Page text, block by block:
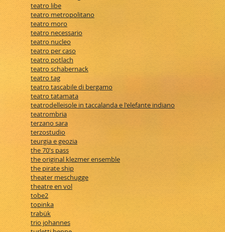
teatro libe
teatro metropolitano
teatro moro
teatro necessario
teatro nucleo
teatro per caso
teatro potlach
teatro schabernack
teatro tag
teatro tascabile di bergamo
teatro tatamata
teatrodelleisole in taccalanda e l'elefante indiano
teatrombria
terzano sara
terzostudio
teurgia e geozia
the 70's pass
the original klezmer ensemble
the pirate ship
theater meschugge
theatre en vol
tobe2
topinka
trabük
trio johannes